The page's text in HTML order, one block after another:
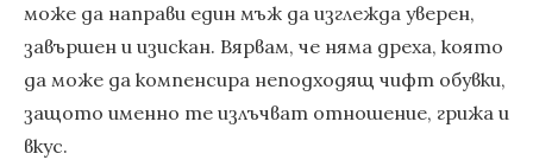
може да направи един мъж да изглежда уверен,
завършен и изискан. Вярвам, че няма дреха, която
да може да компенсира неподходящ чифт обувки,
защото именно те излъчват отношение, грижа и
вкус.